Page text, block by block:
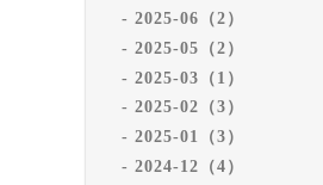
2025-06（2）
2025-05（2）
2025-03（1）
2025-02（3）
2025-01（3）
2024-12（4）